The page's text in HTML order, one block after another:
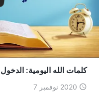
كلمات الله اليومية: الدخول
2020 نوفمبر 7